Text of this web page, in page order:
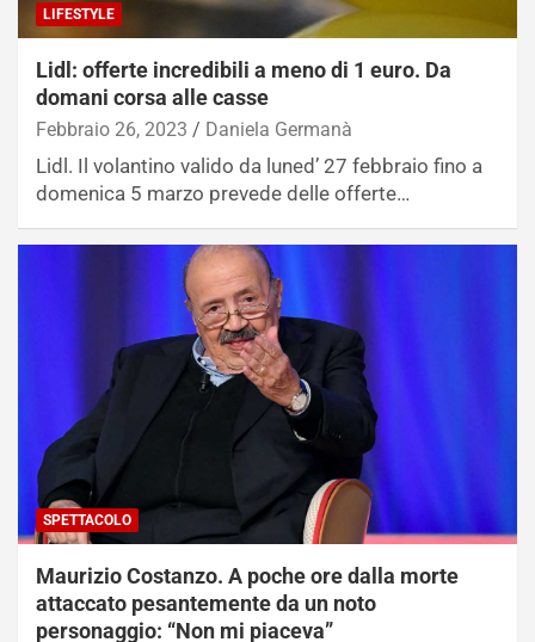
LIFESTYLE
Lidl: offerte incredibili a meno di 1 euro. Da
domani corsa alle casse
Febbraio 26, 2023 Daniela Germanà
Lidl. Il volantino valido da luned’ 27 febbraio fino a
domenica 5 marzo prevede delle offerte…
SPETTACOLO
Maurizio Costanzo. A poche ore dalla morte
attaccato pesantemente da un noto
personaggio: “Non mi piaceva”